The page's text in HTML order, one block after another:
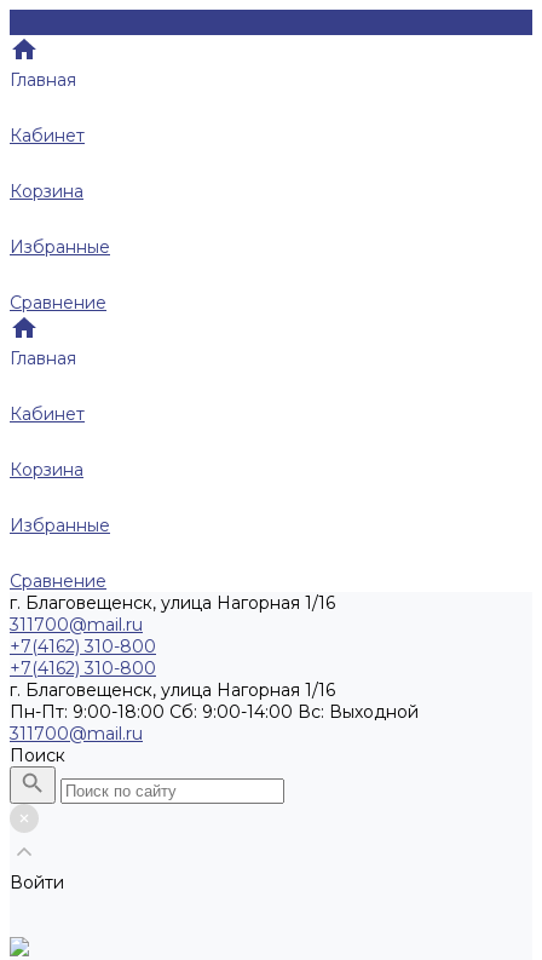
Главная
Кабинет
Корзина
Избранные
Сравнение
Главная
Кабинет
Корзина
Избранные
Сравнение
г. Благовещенск, улица Нагорная 1/16
311700@mail.ru
+7(4162) 310-800
+7(4162) 310-800
г. Благовещенск, улица Нагорная 1/16
Пн-Пт: 9:00-18:00 Cб: 9:00-14:00 Вс: Выходной
311700@mail.ru
Поиск
Войти